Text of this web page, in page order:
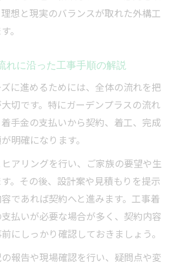
想と現実のバランスが取れた外構工
。
れに沿った工事手順の解説
に進めるためには、全体の流れを把
切です。特にガーデンプラスの流れ
手金の支払いから契約、着工、完成
明確になります。
アリングを行い、ご家族の要望や生
。その後、設計案や見積もりを提示
であれば契約へと進みます。工事着
払いが必要な場合が多く、契約内容
にしっかり確認しておきましょう。
報告や現場確認を行い、疑問点や変